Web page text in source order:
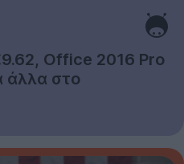
Office 2016 Pro
άλλα στο